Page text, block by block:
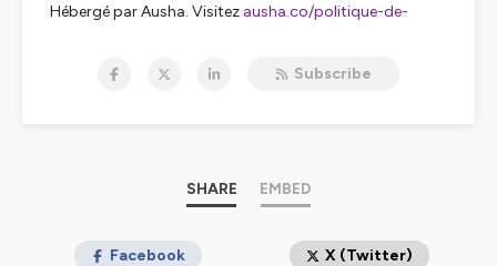
Hébergé par Ausha. Visitez ausha.co/politique-de-
Subscribe
SHARE EMBED
Facebook X (Twitter)